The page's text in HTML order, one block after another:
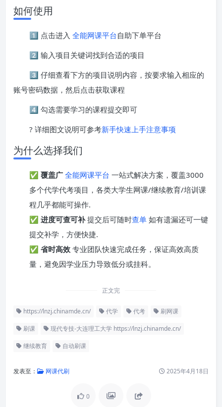
如何使用
1️⃣ 点击进入 全能网课平台自助下单平台
2️⃣ 输入项目关键词找到合适的项目
3️⃣ 仔细查看下方的项目说明内容，按要求输入相应的
账号密码数据，然后点击获取课程
4️⃣ 勾选需要学习的课程提交即可
? 详细图文说明可参考新手快速上手注意事项
为什么选择我们
✅ 覆盖广 全能网课平台 一站式解决方案，覆盖3000
多个代学代考项目，各类大学生网课/继续教育/培训课
程几乎都能可操作.
✅ 进度可查可补提交后可随时查单 如有遗漏还可一键
提交补学，方便快捷.
✅ 省时高效 专业团队快速完成任务，保证高效高质
量，避免因学业压力导致低分或挂科。
正文完
https://lnzj.chinamde.cn/ 代学 代考 刷网课
刷课 现代专技-大连理工大学 https://lnzj.chinamde.cn/
继续教育 自动刷课
发表至： 网课代刷 2025年4月18日
0